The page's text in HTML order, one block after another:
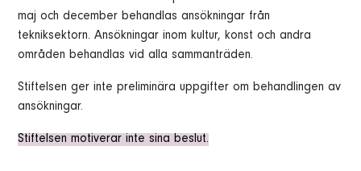
maj och december behandlas ansökningar från
tekniksektorn. Ansökningar inom kultur, konst och andra
områden behandlas vid alla sammanträden.
Stiftelsen ger inte preliminära uppgifter om behandlingen av
ansökningar.
Stiftelsen motiverar inte sina beslut.